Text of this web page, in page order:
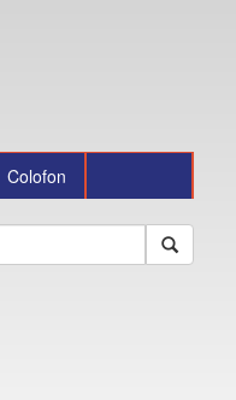
Colofon